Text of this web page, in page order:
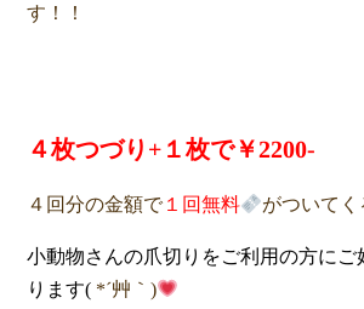
す！！
４枚つづり+１枚で￥2200-
４回分の金額で１回無料 がついて
小動物さんの爪切りをご利用の方にご
ります( *´艸｀)